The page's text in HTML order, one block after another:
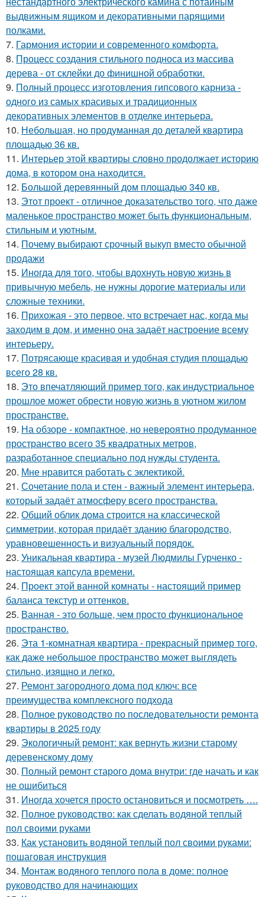
выдвижным ящиком и декоративными парящими
полками.
7. Гармония истории и современного комфорта.
8. Процесс создания стильного подноса из массива
дерева - от склейки до финишной обработки.
9. Полный процесс изготовления гипсового карниза -
одного из самых красивых и традиционных
декоративных элементов в отделке интерьера.
10. Небольшая, но продуманная до деталей квартира
площадью 36 кв.
11. Интерьер этой квартиры словно продолжает историю
дома, в котором она находится.
12. Большой деревянный дом площадью 340 кв.
13. Этот проект - отличное доказательство того, что даже
маленькое пространство может быть функциональным,
стильным и уютным.
14. Почему выбирают срочный выкуп вместо обычной
продажи
15. Иногда для того, чтобы вдохнуть новую жизнь в
привычную мебель, не нужны дорогие материалы или
сложные техники.
16. Прихожая - это первое, что встречает нас, когда мы
заходим в дом, и именно она задаёт настроение всему
интерьеру.
17. Потрясающе красивая и удобная студия площадью
всего 28 кв.
18. Это впечатляющий пример того, как индустриальное
прошлое может обрести новую жизнь в уютном жилом
пространстве.
19. На обзоре - компактное, но невероятно продуманное
пространство всего 35 квадратных метров,
разработанное специально под нужды студента.
20. Мне нравится работать с эклектикой.
21. Сочетание пола и стен - важный элемент интерьера,
который задаёт атмосферу всего пространства.
22. Общий облик дома строится на классической
симметрии, которая придаёт зданию благородство,
уравновешенность и визуальный порядок.
23. Уникальная квартира - музей Людмилы Гурченко -
настоящая капсула времени.
24. Проект этой ванной комнаты - настоящий пример
баланса текстур и оттенков.
25. Ванная - это больше, чем просто функциональное
пространство.
26. Эта 1-комнатная квартира - прекрасный пример того,
как даже небольшое пространство может выглядеть
стильно, изящно и легко.
27. Ремонт загородного дома под ключ: все
преимущества комплексного подхода
28. Полное руководство по последовательности ремонта
квартиры в 2025 году
29. Экологичный ремонт: как вернуть жизни старому
деревенскому дому
30. Полный ремонт старого дома внутри: где начать и как
не ошибиться
31. Иногда хочется просто остановиться и посмотреть ….
32. Полное руководство: как сделать водяной теплый
пол своими руками
33. Как установить водяной теплый пол своими руками:
пошаговая инструкция
34. Монтаж водяного теплого пола в доме: полное
руководство для начинающих